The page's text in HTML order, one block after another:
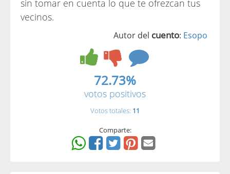
sin tomar en cuenta lo que te ofrezcan tus
vecinos.
Autor del cuento: Esopo
72.73%
votos positivos
Votos totales: 11
Comparte: